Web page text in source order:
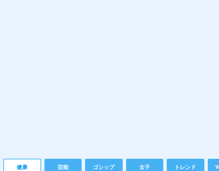
健康 芸能 ゴシップ 女子 トレンド